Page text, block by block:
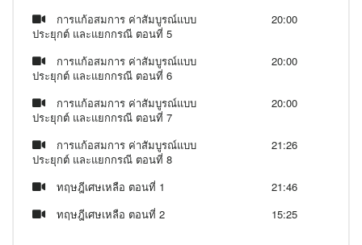
การแก้อสมการ ค่าสัมบูรณ์แบบ
ประยุกต์ และแยกกรณี ตอนที่ 5
20:00
การแก้อสมการ ค่าสัมบูรณ์แบบ
ประยุกต์ และแยกกรณี ตอนที่ 6
20:00
การแก้อสมการ ค่าสัมบูรณ์แบบ
ประยุกต์ และแยกกรณี ตอนที่ 7
20:00
การแก้อสมการ ค่าสัมบูรณ์แบบ
ประยุกต์ และแยกกรณี ตอนที่ 8
21:26
ทฤษฎีเศษเหลือ ตอนที่ 1
21:46
ทฤษฎีเศษเหลือ ตอนที่ 2
15:25